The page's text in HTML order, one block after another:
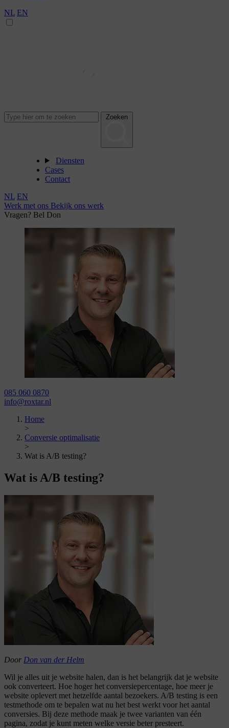
NL EN
Zoeken
Diensten
Cases
Contact
NL EN
Werk met ons Bekijk ons werk
Vragen? Bel Don
085 060 0870
info@roxtar.nl
Home
>
Conversie optimalisatie
>
Wat is A/B testing?
Wat is A/B testing?
Door Don van der Helm
Wil je alles uit je website halen, dan is het belangrijk dat je website
ook converteert. Hoe hoger het conversiepercentage, hoe meer je
website oplevert met hetzelfde aantal bezoekers. A/B testing is een
testmethode om te bepalen wat nu het best werkt voor het aantal
conversies. Bij deze methode maak je twee varianten van één
pagina, zodat je kunt meten welke versie beter presteert.